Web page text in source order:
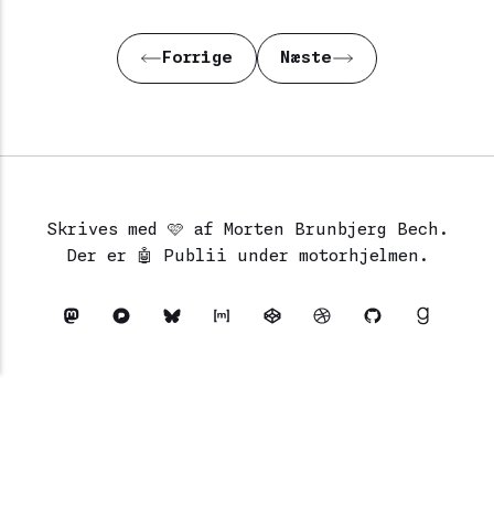
Forrige Næste
Skrives med 🩷 af Morten Brunbjerg Bech.
Der er 🤖
Publii under motorhjelmen.